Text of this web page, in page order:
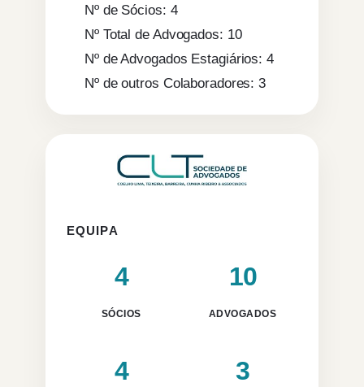
Nº de Sócios: 4
Nº Total de Advogados: 10
Nº de Advogados Estagiários: 4
Nº de outros Colaboradores: 3
EQUIPA
4
SÓCIOS
10
ADVOGADOS
4 3